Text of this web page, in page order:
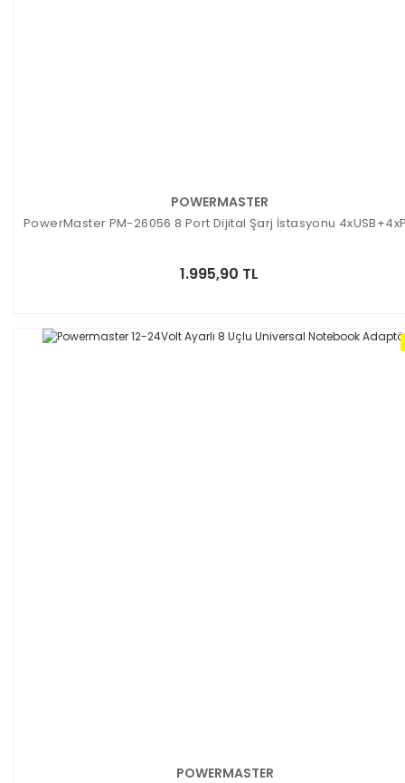
POWERMASTER
PowerMaster PM-26056 8 Port Dijital Şarj İstasyonu
1.995,90 TL
POWERMASTER